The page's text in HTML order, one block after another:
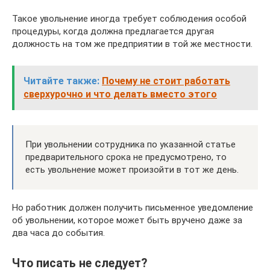
Такое увольнение иногда требует соблюдения особой
процедуры, когда должна предлагается другая
должность на том же предприятии в той же местности.
Читайте также: Почему не стоит работать
сверхурочно и что делать вместо этого
При увольнении сотрудника по указанной статье
предварительного срока не предусмотрено, то
есть увольнение может произойти в тот же день.
Но работник должен получить письменное уведомление
об увольнении, которое может быть вручено даже за
два часа до события.
Что писать не следует?